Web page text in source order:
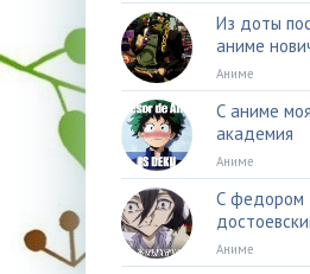
Из доты
аниме
Аниме
С аниме
академия
Аниме
С федором
Аниме